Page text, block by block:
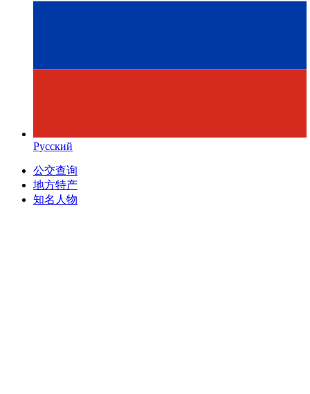
Русский
公交查询
地方特产
知名人物